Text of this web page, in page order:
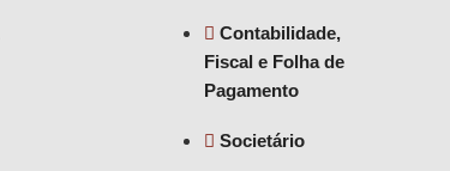
Contabilidade,
Fiscal e Folha de
Pagamento
Societário